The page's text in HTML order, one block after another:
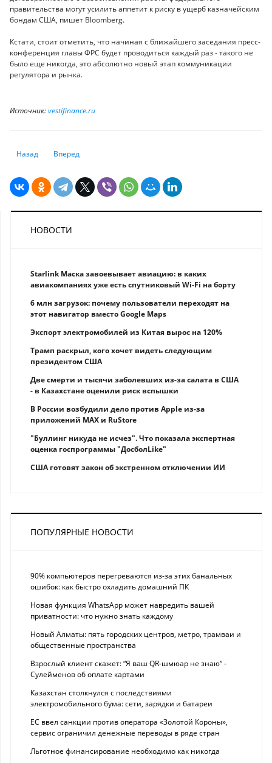
правительства могут усилить аппетит к риску в ущерб казначейским
бондам США, пишет Bloomberg.
Кстати, стоит отметить, что начиная с ближайшего заседания пресс-
конференция главы ФРС будет проводиться каждый раз - такого не
было еще никогда, это абсолютно новый этап коммуникации
регулятора и рынка.
Источник:vestifinance.ru
Предыдущий: «Баспана» разместит на KASE облигации на 5
Назад Следующий: Фондовые индексы Европы снижаются в
Вперед
НОВОСТИ
Starlink Маска завоевывает авиацию: в каких
авиакомпаниях уже есть спутниковый Wi-Fi на борту
6 млн загрузок: почему пользователи переходят на
этот навигатор вместо Google Maps
Экспорт электромобилей из Китая вырос на 120%
Трамп раскрыл, кого хочет видеть следующим
президентом США
Две смерти и тысячи заболевших из-за салата в США
- в Казахстане оценили риск вспышки
В России возбудили дело против Apple из-за
приложений MAX и RuStore
"Буллинг никуда не исчез". Что показала экспертная
оценка госпрограммы "ДосболLike"
США готовят закон об экстренном отключении ИИ
ПОПУЛЯРНЫЕ НОВОСТИ
90% компьютеров перегреваются из-за этих банальных
ошибок: как быстро охладить домашний ПК
Новая функция WhatsApp может навредить вашей
приватности: что нужно знать каждому
Новый Алматы: пять городских центров, метро, трамваи и
общественные пространства
Взрослый клиент скажет: “Я ваш QR-шмюар не знаю“ -
Сулейменов об оплате картами
Казахстан столкнулся с последствиями
электромобильного бума: сети, зарядки и батареи
ЕС ввел санкции против оператора «Золотой Короны»,
сервис ограничил денежные переводы в ряде стран
Льготное финансирование необходимо как никогда